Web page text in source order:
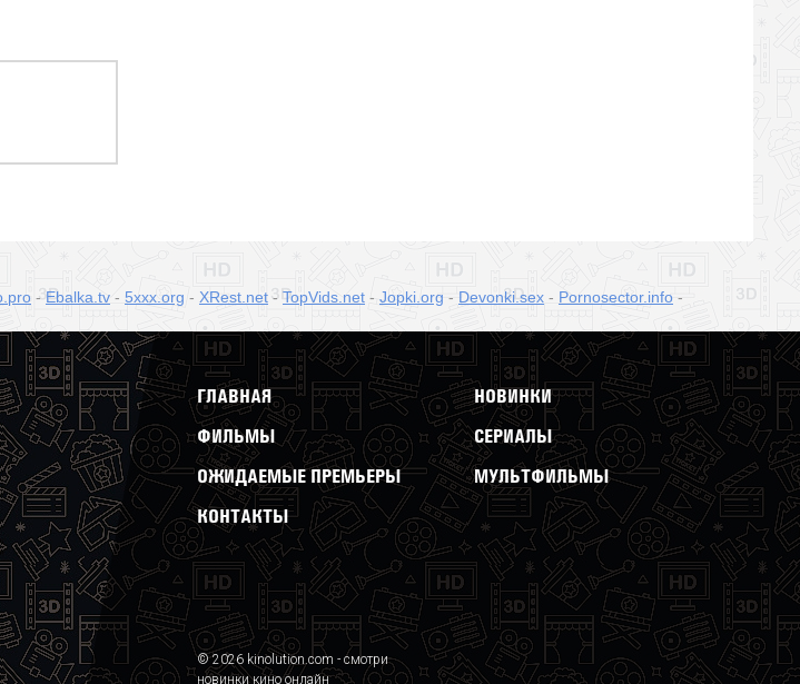
-Ebalka.tv - 5xxx.org - XRest.net- TopVids.net - Jopki.org - Devonki.sex - Pornosector.info -
ГЛАВНАЯ
НОВИНКИ
ФИЛЬМЫ
СЕРИАЛЫ
ОЖИДАЕМЫЕ ПРЕМЬЕРЫ
МУЛЬТФИЛЬМЫ
КОНТАКТЫ
© 2026 kinolution.com - смотри
новинки кино онлайн